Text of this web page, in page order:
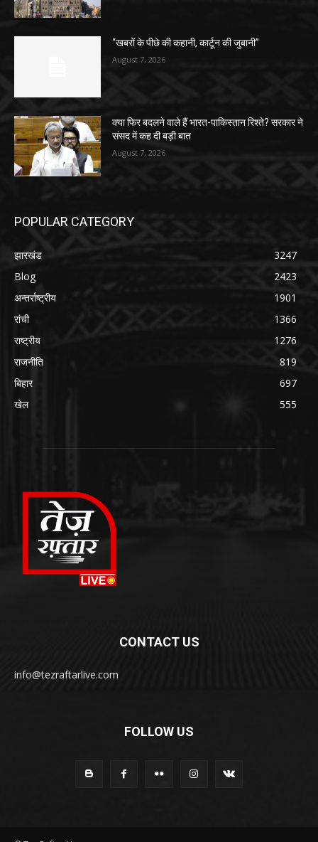
“खबरों के पीछे की कहानी, कार्टून की जुबानी”
August 7, 2026
क्या फिर बदलने वाले हैं भारत-पाकिस्तान रिश्ते? सरकार ने
संसद में कह दी बड़ी बात
August 7, 2026
POPULAR CATEGORY
झारखंड
3247
Blog
2423
अन्तर्राष्ट्रीय
1901
रांची
1366
राष्ट्रीय
1276
राजनीति
819
बिहार
697
खेल
555
CONTACT US
info@tezraftarlive.com
FOLLOW US